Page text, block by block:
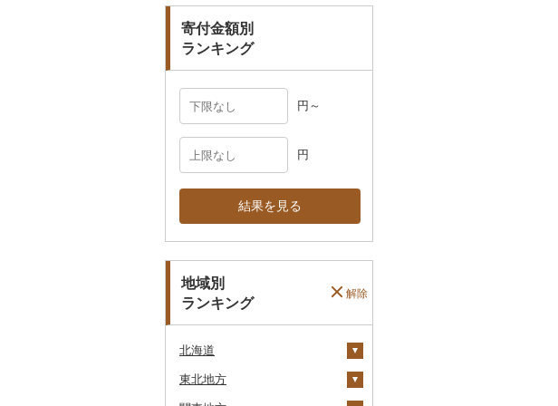
その他雑貨
寄付金額別
ランキング
円～
円
結果を見る
地域別
ランキング
解除
北海道
安平町
東北地方